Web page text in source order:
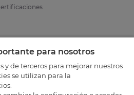
para nosotros
y de terceros para mejorar nuestros
se utilizan para la